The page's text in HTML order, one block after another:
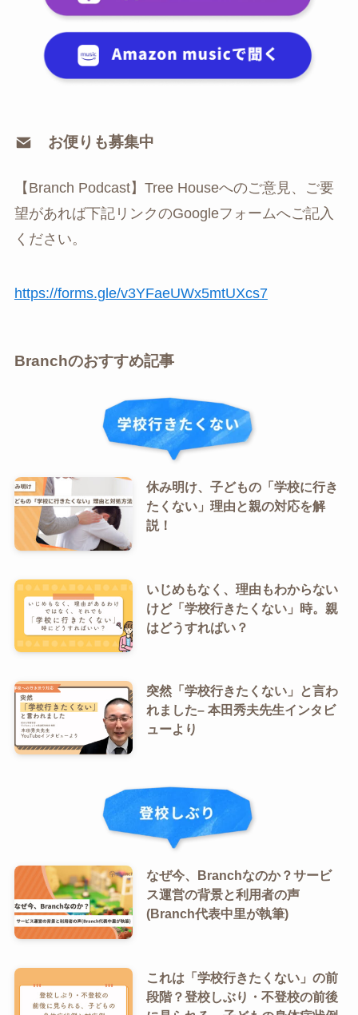
お便りも募集中
【Branch Podcast】Tree Houseへのご意見、ご要
望があれば下記リンクのGoogleフォームへご記入
ください。
⁠https://forms.gle/v3YFaeUWx5mtUXcs7
Branchのおすすめ記事
休み明け、子どもの「学校に行き
たくない」理由と親の対応を解
説！
いじめもなく、理由もわからない
けど「学校行きたくない」時。親
はどうすればい？
突然「学校行きたくない」と言わ
れました– 本田秀夫先生インタビ
ューより
なぜ今、Branchなのか？サービ
ス運営の背景と利用者の声
(Branch代表中里が執筆)
これは「学校行きたくない」の前
段階？登校しぶり・不登校の前後